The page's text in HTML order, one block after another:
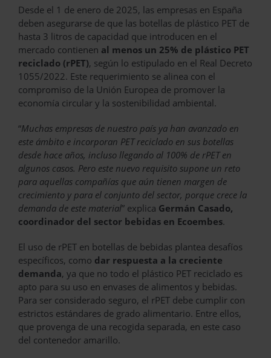
Desde el 1 de enero de 2025, las empresas en España
deben asegurarse de que las botellas de plástico PET de
hasta 3 litros de capacidad que introducen en el
mercado contienen al menos un 25% de plástico PET
reciclado (rPET), según lo estipulado en el Real Decreto
1055/2022. Este requerimiento se alinea con el
compromiso de la Unión Europea de promover la
economía circular y la sostenibilidad ambiental.
“Muchas empresas de nuestro país ya han avanzado en
este ámbito e incorporan PET reciclado en sus botellas
desde hace años, incluso llegando al 100% de rPET en
algunos casos. Pero este nuevo requisito supone un reto
para aquellas compañías que aún tienen margen de
crecimiento y para el conjunto del sector, porque crece la
demanda de este material” explica Germán Casado,
coordinador del sector bebidas en Ecoembes.
El uso de rPET en botellas de bebidas plantea desafíos
específicos, como dar respuesta a la creciente
demanda, ya que no todo el plástico PET reciclado es
apto para su uso en envases de alimentos y bebidas.
Para ser considerado seguro, el rPET debe cumplir con
estrictos estándares de grado alimentario. Entre ellos,
que provenga de una recogida separada, en este caso
del contenedor amarillo.